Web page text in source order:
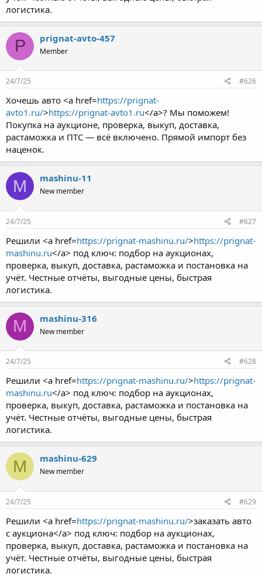
логистика.
P prignat-avto-457
Member
24/7/25 #626
Хочешь авто <a href=https://prignat-
avto1.ru/>https://prignat-avto1.ru</a>? Мы поможем!
Покупка на аукционе, проверка, выкуп, доставка,
растаможка и ПТС — всё включено. Прямой импорт без
наценок.
M mashinu-11
New member
24/7/25 #627
Решили <a href=https://prignat-mashinu.ru/>https://prignat-
mashinu.ru</a> под ключ: подбор на аукционах,
проверка, выкуп, доставка, растаможка и постановка на
учёт. Честные отчёты, выгодные цены, быстрая
логистика.
M mashinu-316
New member
24/7/25 #628
Решили <a href=https://prignat-mashinu.ru/>https://prignat-
mashinu.ru</a> под ключ: подбор на аукционах,
проверка, выкуп, доставка, растаможка и постановка на
учёт. Честные отчёты, выгодные цены, быстрая
логистика.
M mashinu-629
New member
24/7/25 #629
Решили <a href=https://prignat-mashinu.ru/>заказать авто
с аукциона</a> под ключ: подбор на аукционах,
проверка, выкуп, доставка, растаможка и постановка на
учёт. Честные отчёты, выгодные цены, быстрая
логистика.